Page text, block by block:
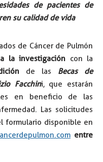
de pacientes de
su calidad de vida
de Cáncer de Pulmón
la investigación con la
de las Becas de
Facchini, que estarán
en beneficio de las
Las solicitudes
formulario disponible en
entre